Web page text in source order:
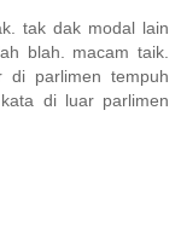
tak dak modal lain
blah. macam taik.
di parlimen tempuh
di luar parlimen